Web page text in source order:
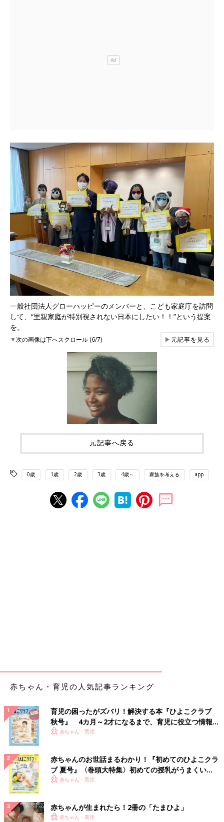
一般社団法人グローハッピーのメンバーと、こども家庭庁を訪問
して、“里親家庭が特別視されない日本にしたい！！”という提案
を。
▼次の画像は下へスクロール (6/7) ▶元記事を見る
元記事へ戻る
0歳 1歳 2歳 3歳 4歳～ 家族を考える app
赤ちゃん・育児の人気記事ランキング
育児の困ったがズバリ！解決する本『ひよこクラブ
秋号』 4カ月～2才になるまで、育児に役立つ情報が
いっぱい！
赤ちゃん・育児
赤ちゃんのお世話まるわかり！『初めてのひよこクラ
ブ 夏号』〈巻頭大特集〉初めての授乳がうまくい
く！ おっぱい・ミルクの基本と夏のトラブル 解決テ
赤ちゃん・育児
赤ちゃんが生まれたら！2冊の「たまひよ」
赤ちゃん・育児